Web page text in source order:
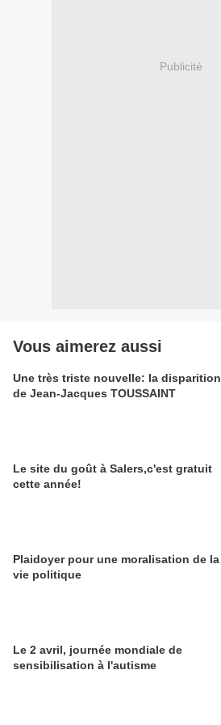
Publicité
Vous aimerez aussi
Une très triste nouvelle: la disparition
de Jean-Jacques TOUSSAINT
Le site du goût à Salers,c'est gratuit
cette année!
Plaidoyer pour une moralisation de la
vie politique
Le 2 avril, journée mondiale de
sensibilisation à l'autisme